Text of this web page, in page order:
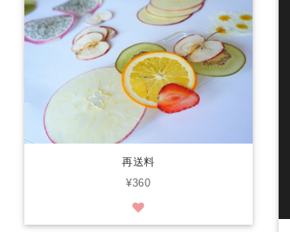
再送料
¥360